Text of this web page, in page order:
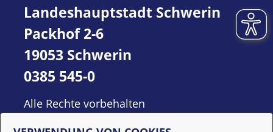
Landeshauptstadt Schwerin
Packhof 2-6
19053 Schwerin
0385 545-0
Alle Rechte vorbehalten